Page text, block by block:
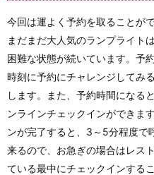
今回は運よく予約を取ることが
まだまだ大人気のランプライト
困難な状態が続いています。予
時刻に予約にチャレンジしてみ
します。また、予約時間になる
ンラインチェックインができま
ンが完了すると、3～5分程度で
来るので、お急ぎの場合はレス
ている最中にチェックインする